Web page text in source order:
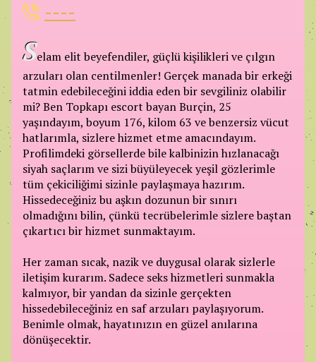
----
Selam elit beyefendiler, güçlü kişilikleri ve çılgın
arzuları olan centilmenler! Gerçek manada bir erkeği
tatmin edebileceğini iddia eden bir sevgiliniz olabilir
mi? Ben Topkapı escort bayan Burçin, 25
yaşındayım, boyum 176, kilom 63 ve benzersiz vücut
hatlarımla, sizlere hizmet etme amacındayım.
Profilimdeki görsellerde bile kalbinizin hızlanacağı
siyah saçlarım ve sizi büyüleyecek yeşil gözlerimle
tüm çekiciliğimi sizinle paylaşmaya hazırım.
Hissedeceğiniz bu aşkın dozunun bir sınırı
olmadığını bilin, çünkü tecrübelerimle sizlere baştan
çıkartıcı bir hizmet sunmaktayım.
Her zaman sıcak, nazik ve duygusal olarak sizlerle
iletişim kurarım. Sadece seks hizmetleri sunmakla
kalmıyor, bir yandan da sizinle gerçekten
hissedebileceğiniz en saf arzuları paylaşıyorum.
Benimle olmak, hayatınızın en güzel anılarına
dönüşecektir.